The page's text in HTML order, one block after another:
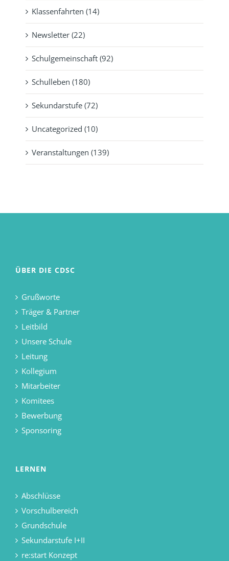
Klassenfahrten (14)
Newsletter (22)
Schulgemeinschaft (92)
Schulleben (180)
Sekundarstufe (72)
Uncategorized (10)
Veranstaltungen (139)
ÜBER DIE CDSC
Grußworte
Träger & Partner
Leitbild
Unsere Schule
Leitung
Kollegium
Mitarbeiter
Komitees
Bewerbung
Sponsoring
LERNEN
Abschlüsse
Vorschulbereich
Grundschule
Sekundarstufe I+II
re:start Konzept